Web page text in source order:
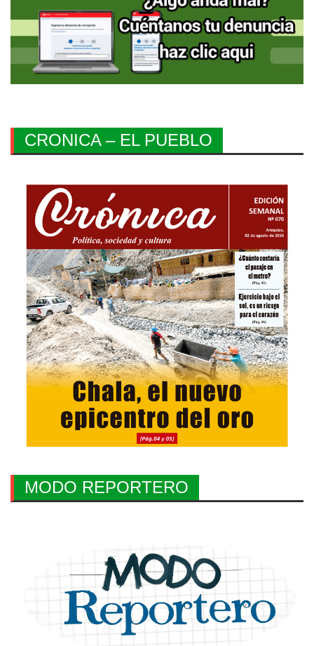
CRONICA – EL PUEBLO
MODO REPORTERO